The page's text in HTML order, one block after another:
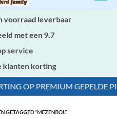
voorraad leverbaar
met een 9.7
service
klanten korting
OP PREMIUM GEPELDE
GETAGGED “MEZENBOL”